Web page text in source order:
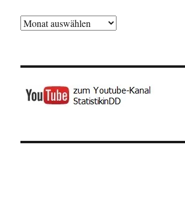
Archiv